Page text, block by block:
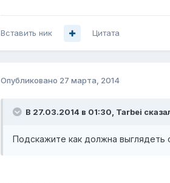
Вставить ник Цитата
Опубликовано 27 марта, 2014
В 27.03.2014 в 01:30, Tarbei
Подскажите как должна